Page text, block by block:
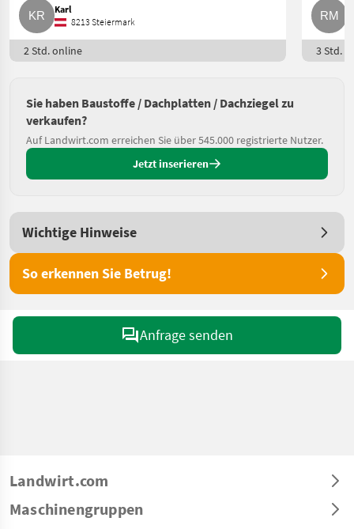
Karl
8213 Steiermark
2 Std. online 3 Std.
Sie haben Baustoffe / Dachplatten / Dachziegel zu
verkaufen?
Auf Landwirt.com erreichen Sie über 545.000 registrierte Nutzer.
Jetzt inserieren
Wichtige Hinweise
So erkennen Sie Betrug!
Anfrage senden
Landwirt.com
Maschinengruppen